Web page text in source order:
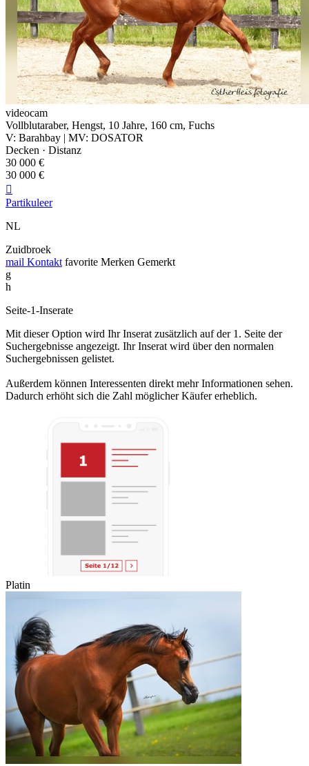
videocam
Vollblutaraber, Hengst, 10 Jahre, 160 cm, Fuchs
V: Barahbay | MV: DOSATOR
Decken · Distanz
30 000 €
30 000 €

Partikuleer
NL
Zuidbroek
mail Kontakt favorite Merken Gemerkt
g
h
Seite-1-Inserate
Mit dieser Option wird Ihr Inserat zusätzlich auf der 1. Seite der
Suchergebnisse angezeigt. Ihr Inserat wird über den normalen
Suchergebnissen gelistet.
Außerdem können Interessenten direkt mehr Informationen sehen.
Dadurch erhöht sich die Zahl möglicher Käufer erheblich.
Platin